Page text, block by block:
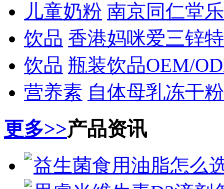
儿童奶粉 南京同仁堂
饮品 香港妈咪爱三锌
饮品 瓶装饮品OEM/
营养素 自体母乳冻干
更多>>产品资讯
益生菌食用油脂怎么